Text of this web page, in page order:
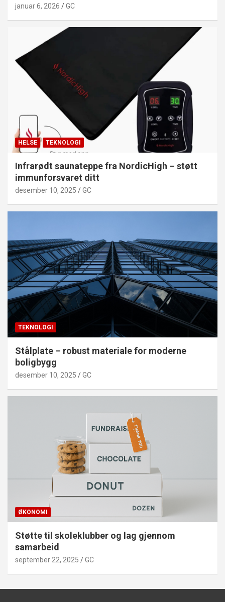
januar 6, 2026 GC
HELSE TEKNOLOGI
Infrarødt saunateppe fra NordicHigh – støtt
immunforsvaret ditt
desember 10, 2025 GC
TEKNOLOGI
Stålplate – robust materiale for moderne
boligbygg
desember 10, 2025 GC
ØKONOMI
Støtte til skoleklubber og lag gjennom
samarbeid
september 22, 2025 GC